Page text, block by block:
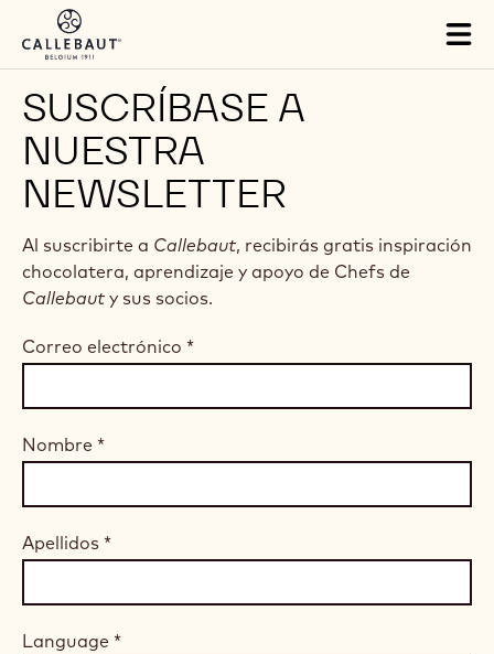
Skip to main content
SUSCRÍBASE A
NUESTRA
NEWSLETTER
Al suscribirte a Callebaut, recibirás gratis inspiración
chocolatera, aprendizaje y apoyo de Chefs de
Callebaut y sus socios.
Correo electrónico *
Nombre *
Apellidos *
Language *